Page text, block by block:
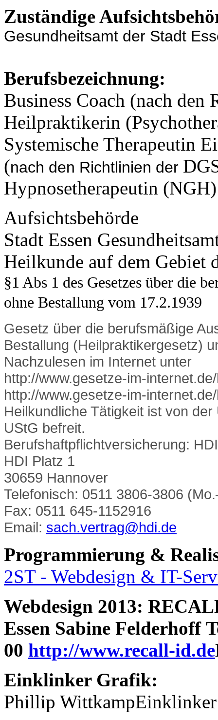
Zuständige
Gesundheitsamt der Stadt
Berufsbezeichnung:
Business Coach (nach
Heilpraktikerin
Systemische Therapeutin
(nach den Richtlinien der
Hypnosetherapeutin (NGH)
Aufsichtsbehörde
Stadt Essen
Heilkunde auf dem Gebiet
§1 Abs 1 des Gesetzes über die
ohne Bestallung vom 17.2.1939
Gesetz über die berufsmäßige
Bestallung (Heilpraktikergesetz)
Nachzulesen im Internet unter
http://www.gesetze-im-
http://www.gesetze-im-
Heilkundliche Tätigkeit ist von
UStG befreit.
Berufshaftpflichtversicherung:
HDI Platz 1
30659 Hannover
Telefonisch: 0511 3806-3806
Fax: 0511 645-1152916
Email: sach.vertrag@hdi.de
Programmierung &
2ST - Webdesign & IT-
Webdesign 2013:
Essen Sabine Felderhoff
00 http://www.recall-id.de
Einklinker Grafik:
Phillip